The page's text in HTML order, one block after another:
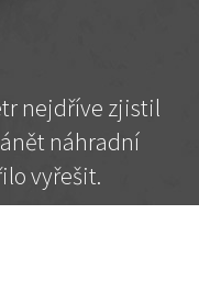
nejdříve zjistil
náhradní
vyřešit.